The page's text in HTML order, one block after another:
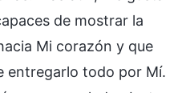
de mostrar la
Mi corazón y que
entregarlo todo por Mí.